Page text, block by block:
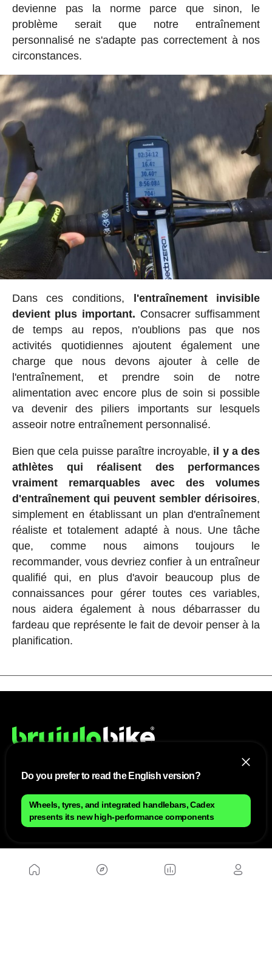
devienne pas la norme parce que sinon, le
problème serait que notre entraînement
personnalisé ne s'adapte pas correctement à nos
circonstances.
Dans ces conditions,
l'entraînement invisible
devient plus important. Consacrer suffisamment
de temps au repos, n'oublions pas que nos
activités quotidiennes ajoutent également une
charge que nous devons ajouter à celle de
l'entraînement, et prendre soin de notre
alimentation avec encore plus de soin si possible
va devenir des piliers importants sur lesquels
asseoir notre entraînement personnalisé.
Bien que cela puisse paraître incroyable, il y a des
athlètes qui réalisent des performances
vraiment remarquables avec des volumes
d'entraînement qui peuvent sembler dérisoires,
simplement en établissant un plan d'entraînement
réaliste et totalement adapté à nous. Une tâche
que, comme nous aimons toujours le
recommander, vous devriez confier à un entraîneur
qualifié qui, en plus d'avoir beaucoup plus de
connaissances pour gérer toutes ces variables,
nous aidera également à nous débarrasser du
fardeau que représente le fait de devoir penser à la
planification.
Contact
Do you prefer to read the English version?
Wheels, tyres, and integrated handlebars, Cadex
presents its new high-performance components